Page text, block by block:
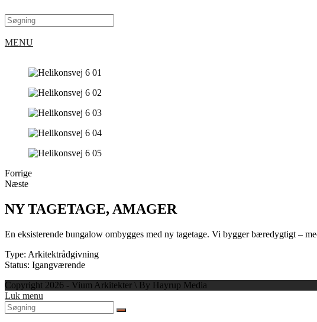
MENU
Forrige
Næste
NY TAGETAGE, AMAGER
En eksisterende bungalow ombygges med ny tagetage. Vi bygger bæredygtigt –
Type: Arkitektrådgivning
Status: Igangværende
Copyright 2026 - Vium Arkitekter \ By Hayrup Media
Luk menu